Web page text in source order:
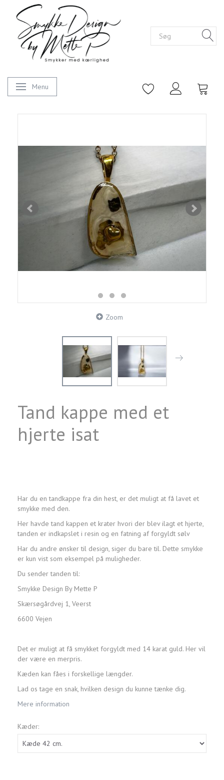
Skifte navigation
Menu
Zoom
Tand kappe med et
hjerte isat
Har du en tandkappe fra din hest, er det muligt at få lavet et
smykke med den.
Her havde tand kappen et krater hvori der blev ilagt et hjerte,
tanden er indkapslet i resin og en fatning af forgyldt sølv
Har du andre ønsker til design, siger du bare til. Dette smykke
er kun vist som eksempel på muligheder.
Du sender tanden til:
Smykke Design By Mette P
Skærsøgårdvej 1, Veerst
6600 Vejen
Det er muligt at få smykket forgyldt med 14 karat guld. Her vil
der være en merpris.
Kæden kan fåes i forskellige længder.
Lad os tage en snak, hvilken design du kunne tænke dig.
Mere information
Kæder: